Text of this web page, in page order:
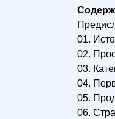
01.
02.
03.
04.
05.
06.